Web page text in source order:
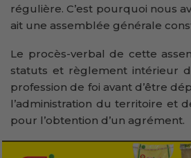
régulière. C’est pourquoi nous
ait une assemblée générale
Le procès-verbal de cette
statuts et règlement intérieur
profession de foi avant d’être
l’administration du territoire et
pour l’obtention d’un agrément.